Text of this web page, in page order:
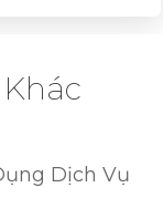
Khác
Dịch Vụ